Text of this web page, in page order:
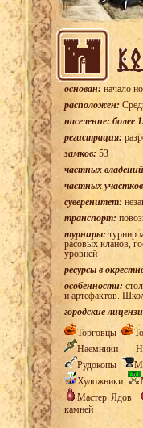
основан: начало
расположен:
население: более
регистрация:
замков: 53
частных
частных
суверенитет:
транспорт:
турниры: турнир
расовых кланов,
уровней
ресурсы в
особенности:
и артефактов.
городские
Торговцы
Наемники
Рудокопы
Художники
Мастер Ядов
камней